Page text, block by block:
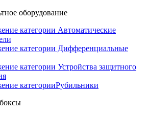
оборудование
Автоматические
Дифференциальные
Устройства защитного
Рубильники